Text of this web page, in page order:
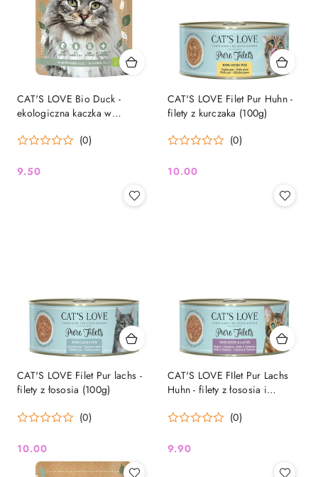
CAT'S LOVE Bio Duck -
ekologiczna kaczka w
(0)
Cena:
9.50
CAT'S LOVE Filet Pur Huhn -
filety z kurczaka (100g)
(0)
Cena:
10.00
CAT'S LOVE Filet Pur lachs -
filety z łososia (100g)
(0)
Cena:
10.00
CAT'S LOVE FIlet Pur Lachs
Huhn - filety z łososia i
(0)
Cena:
9.90